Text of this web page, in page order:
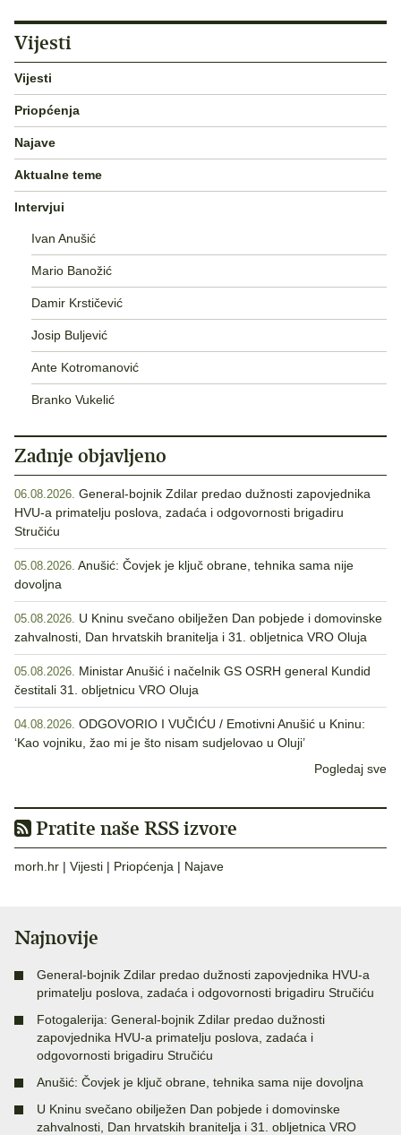
Vijesti
Vijesti
Priopćenja
Najave
Aktualne teme
Intervjui
Ivan Anušić
Mario Banožić
Damir Krstičević
Josip Buljević
Ante Kotromanović
Branko Vukelić
Zadnje objavljeno
06.08.2026. General-bojnik Zdilar predao dužnosti zapovjednika
HVU-a primatelju poslova, zadaća i odgovornosti brigadiru
Stručiću
05.08.2026. Anušić: Čovjek je ključ obrane, tehnika sama nije
dovoljna
05.08.2026.
U Kninu svečano obilježen Dan pobjede i domovinske
zahvalnosti, Dan hrvatskih branitelja i 31. obljetnica VRO Oluja
05.08.2026.
Ministar Anušić i načelnik GS OSRH general Kundid
čestitali 31. obljetnicu VRO Oluja
04.08.2026. ODGOVORIO I VUČIĆU / Emotivni Anušić u Kninu:
‘Kao vojniku, žao mi je što nisam sudjelovao u Oluji’
Pogledaj sve
Pratite naše RSS izvore
morh.hr | Vijesti | Priopćenja | Najave
Najnovije
General-bojnik Zdilar predao dužnosti zapovjednika HVU-a
primatelju poslova, zadaća i odgovornosti brigadiru Stručiću
Fotogalerija: General-bojnik Zdilar predao dužnosti
zapovjednika HVU-a primatelju poslova, zadaća i
odgovornosti brigadiru Stručiću
Anušić: Čovjek je ključ obrane, tehnika sama nije dovoljna
U Kninu svečano obilježen Dan pobjede i domovinske
zahvalnosti, Dan hrvatskih branitelja i 31. obljetnica VRO